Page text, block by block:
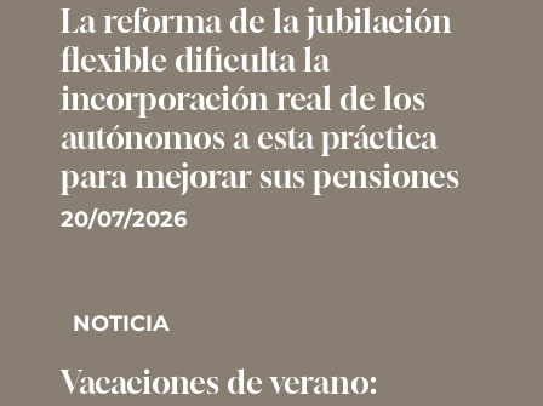
La reforma de la jubilación
flexible dificulta la
incorporación real de los
autónomos a esta práctica
para mejorar sus pensiones
20/07/2026
NOTICIA
Vacaciones de verano: